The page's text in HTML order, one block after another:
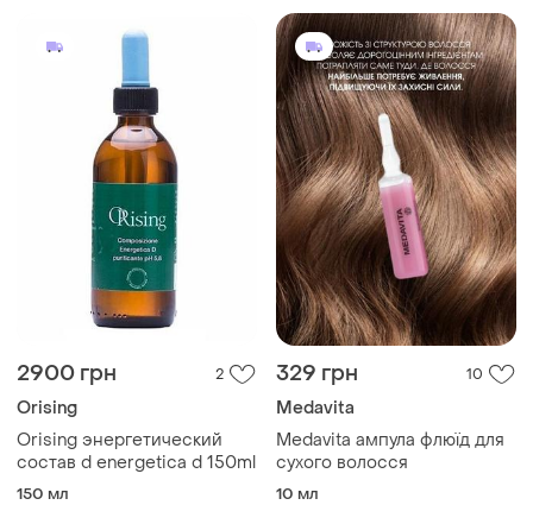
2900 грн 2
Orising
Orising энергетический
состав d energetica d 150ml
150 мл
329 грн 10
Medavita
Medavita ампула флюїд для
сухого волосся
10 мл